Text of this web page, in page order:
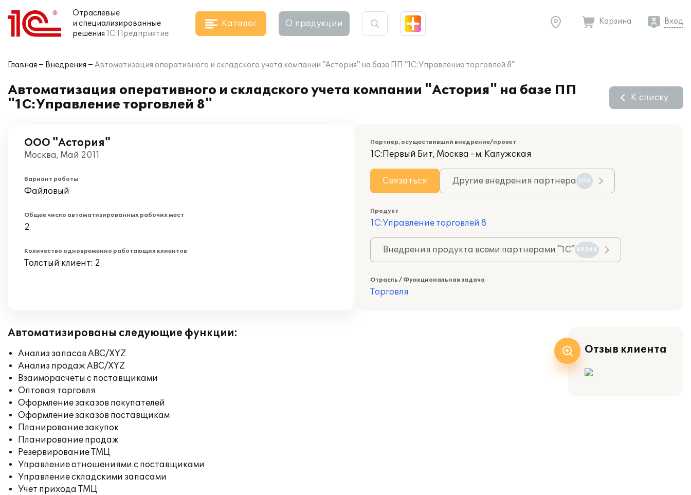
Отраслевые
и специализированные
решения 1С:Предприятие
Каталог О продукции Корзина Вход
Главная Внедрения Автоматизация оперативного и складского учета компании "Астория" на базе ПП "1С:Управление торговлей 8"
Автоматизация оперативного и складского учета компании "Астория" на базе ПП
"1С:Управление торговлей 8"
К списку
ООО "Астория"
Москва, Май 2011
Вариант работы
Файловый
Общее число автоматизированных рабочих мест
2
Количество одновременно работающих клиентов
Толстый клиент: 2
Партнер, осуществивший внедрение/проект
1С:Первый Бит, Москва - м. Калужская
Связаться Другие внедрения партнера 1114
Продукт
1С:Управление торговлей 8
Внедрения продукта всеми партнерами "1С" 89264
Отрасль / Функциональная задача
Торговля
Автоматизированы следующие функции:
Анализ запасов ABC/XYZ
Анализ продаж ABC/XYZ
Взаиморасчеты с поставщиками
Оптовая торговля
Оформление заказов покупателей
Оформление заказов поставщикам
Планирование закупок
Планирование продаж
Резервирование ТМЦ
Управление отношениями с поставщиками
Управление складскими запасами
Учет прихода ТМЦ
Отзыв клиента